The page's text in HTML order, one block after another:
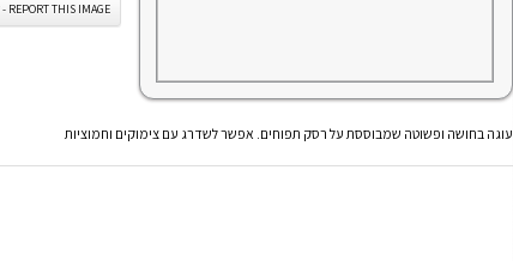
REPORT THIS IMAGE - דווח על תמונה זו
עוגה בחושה ופשוטה שמבוססת על רסק תפוחים. אפשר לשדרג עם צימוקים וחמוציות